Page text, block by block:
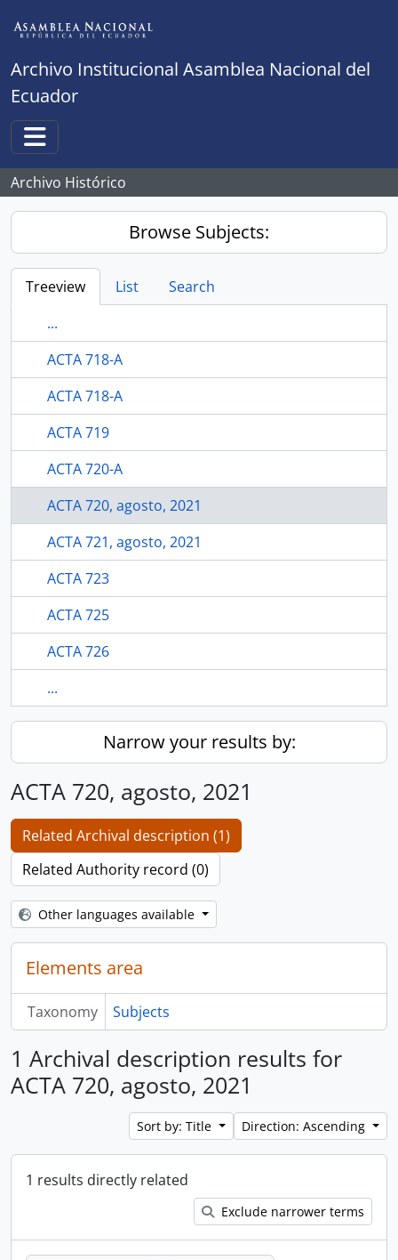
Archivo Institucional Asamblea Nacional del
Ecuador
Toggle navigation
Archivo Histórico
Browse Subjects:
Treeview List
Search
...
ACTA 718-A
ACTA 718-A
ACTA 719
ACTA 720-A
ACTA 720, agosto, 2021
ACTA 721, agosto, 2021
ACTA 723
ACTA 725
ACTA 726
...
Narrow your results by:
ACTA 720, agosto, 2021
Related Archival description (1)
Related Authority record (0)
Other languages available
Elements area
Taxonomy Subjects
1 Archival description results for
ACTA 720, agosto, 2021
Sort by: Title Direction: Ascending
1 results directly related
Exclude narrower terms